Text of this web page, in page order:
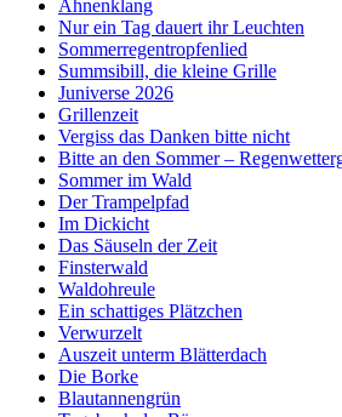
Ahnenklang
Nur ein Tag dauert ihr Leuchten
Sommerregentropfenlied
Summsibill, die kleine Grille
Juniverse 2026
Grillenzeit
Vergiss das Danken bitte nicht
Bitte an den Sommer –
Sommer im Wald
Der Trampelpfad
Im Dickicht
Das Säuseln der Zeit
Finsterwald
Waldohreule
Ein schattiges Plätzchen
Verwurzelt
Auszeit unterm Blätterdach
Die Borke
Blautannengrün